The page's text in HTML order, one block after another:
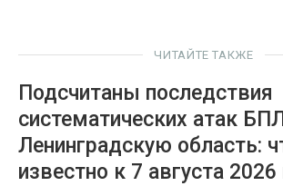
ЧИТАЙТЕ ТАКЖЕ
Подсчитаны последствия
систематических атак
Ленинградскую область:
известно к 7 августа 2026